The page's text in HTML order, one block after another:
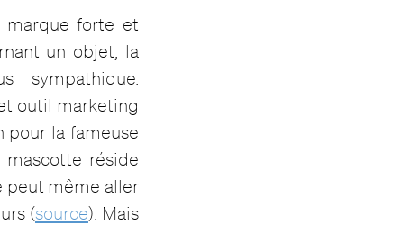
marque forte et
un objet, la
outil marketing
pour la fameuse
mascotte réside
peut même aller
(source). Mais